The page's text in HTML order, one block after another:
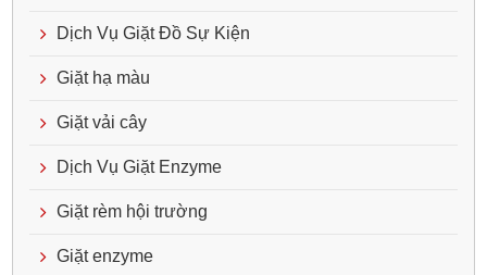
Dịch Vụ Giặt Đồ Sự Kiện
Giặt hạ màu
Giặt vải cây
Dịch Vụ Giặt Enzyme
Giặt rèm hội trường
Giặt enzyme